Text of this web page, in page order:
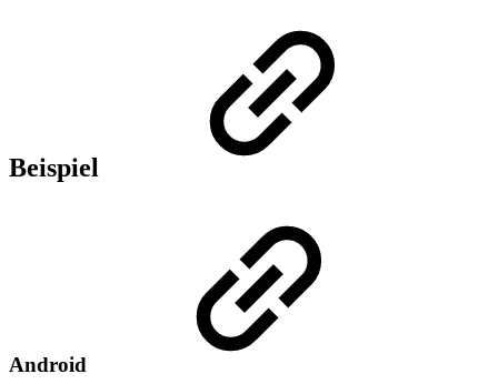
Beispiel
Android